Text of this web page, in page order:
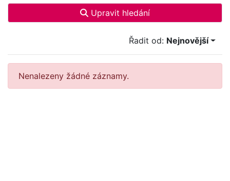
Upravit hledání
Řadit od: Nejnovější
Nenalezeny žádné záznamy.